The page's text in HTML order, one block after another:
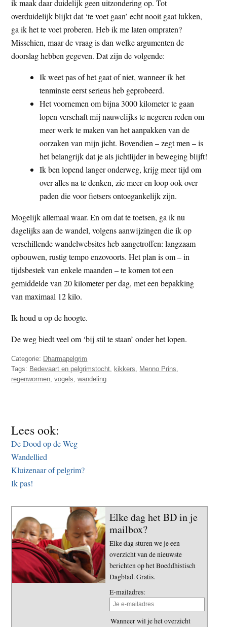
ik maak daar duidelijk geen uitzondering op. Tot
overduidelijk blijkt dat ‘te voet gaan’ echt nooit gaat lukken,
ga ik het te voet proberen. Heb ik me laten ompraten?
Misschien, maar de vraag is dan welke argumenten de
doorslag hebben gegeven. Dat zijn de volgende:
Ik weet pas of het gaat of niet, wanneer ik het
tenminste eerst serieus heb geprobeerd.
Het voornemen om bijna 3000 kilometer te gaan
lopen verschaft mij nauwelijks te negeren reden om
meer werk te maken van het aanpakken van de
oorzaken van mijn jicht. Bovendien – zegt men – is
het belangrijk dat je als jichtlijder in beweging blijft!
Ik ben lopend langer onderweg, krijg meer tijd om
over alles na te denken, zie meer en loop ook over
paden die voor fietsers ontoegankelijk zijn.
Mogelijk allemaal waar. En om dat te toetsen, ga ik nu
dagelijks aan de wandel, volgens aanwijzingen die ik op
verschillende wandelwebsites heb aangetroffen: langzaam
opbouwen, rustig tempo enzovoorts. Het plan is om – in
tijdsbestek van enkele maanden – te komen tot een
gemiddelde van 20 kilometer per dag, met een bepakking
van maximaal 12 kilo.
Ik houd u op de hoogte.
De weg biedt veel om ‘bij stil te staan’ onder het lopen.
Categorie: Dharmapelgrim
Tags: Bedevaart en pelgrimstocht kikkers Menno Prins
regenwormen ,vogels ,wandeling
Lees ook:
De Dood op de Weg
Wandellied
Kluizenaar of pelgrim?
Ik pas!
Elke dag het BD in je
mailbox?
Elke dag sturen we je een
overzicht van de nieuwste
berichten op het Boeddhistisch
Dagblad. Gratis.
E-mailadres:
Wanneer wil je het overzicht